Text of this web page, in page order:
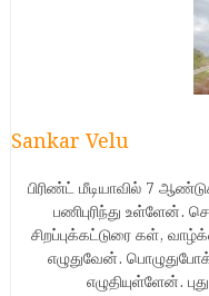
Sankar Velu
பிரிண்ட் மீடியாவில் 7
பணிபுரிந்து உள்ளேன்.
சிறப்புக்கட்டுரை கள்,
எழுதுவேன்.
எழுதியுள்ளேன்.